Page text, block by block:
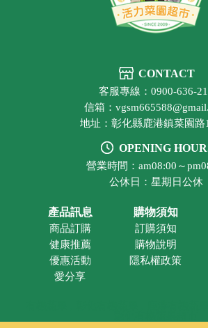
CONTACT
客服專線：0900-636-
信箱：
地址：彰化縣鹿港鎮菜園路
OPENING
營業時間：am08:00～
公休日：星期日公休
產品訊息
商品訂購
健康推薦
優惠活動
愛分享
購物須知
訂購須知
購物說明
隱私權政策